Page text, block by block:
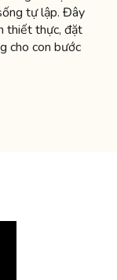
tự lập. Đây
thiết thực, đặt
cho con bước